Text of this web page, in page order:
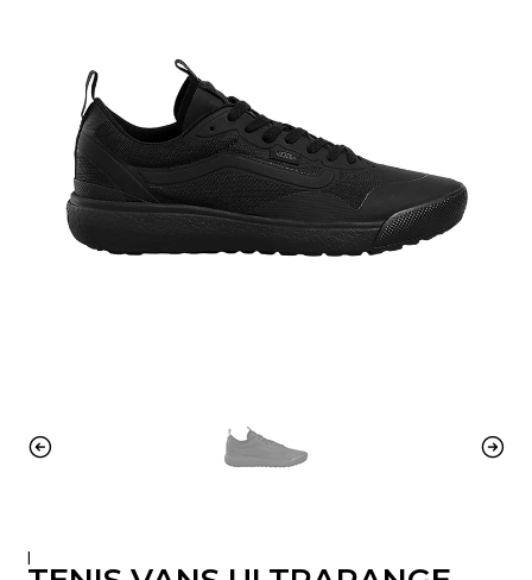
|